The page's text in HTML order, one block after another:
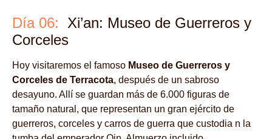
Día 06: Xi’an: Museo de Guerreros y
Corceles
Hoy visitaremos el famoso Museo de Guerreros y
Corceles de Terracota, después de un sabroso
desayuno. Allí se guardan más de 6.000 figuras de
tamaño natural, que representan un gran ejército de
guerreros, corceles y carros de guerra que custodia n la